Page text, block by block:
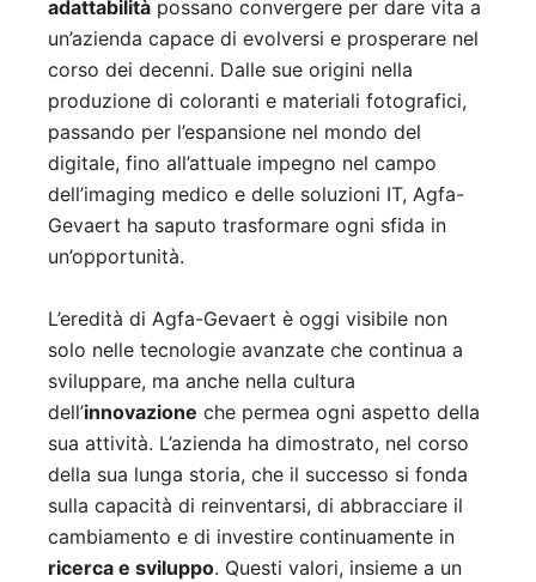
adattabilità possano convergere per dare vita a
un’azienda capace di evolversi e prosperare nel
corso dei decenni. Dalle sue origini nella
produzione di coloranti e materiali fotografici,
passando per l’espansione nel mondo del
digitale, fino all’attuale impegno nel campo
dell’imaging medico e delle soluzioni IT, Agfa-
Gevaert ha saputo trasformare ogni sfida in
un’opportunità.
L’eredità di Agfa-Gevaert è oggi visibile non
solo nelle tecnologie avanzate che continua a
sviluppare, ma anche nella cultura
dell’innovazione che permea ogni aspetto della
sua attività. L’azienda ha dimostrato, nel corso
della sua lunga storia, che il successo si fonda
sulla capacità di reinventarsi, di abbracciare il
cambiamento e di investire continuamente in
ricerca e sviluppo. Questi valori, insieme a un